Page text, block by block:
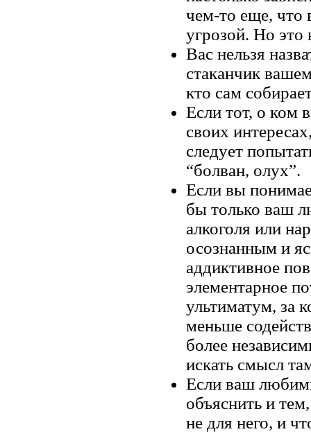
чем-то еще, что
угрозой. Но это
Вас нельзя
стаканчик
кто сам
Если тот, о ком
своих
следует
“болван, олух”.
Если вы
бы только ваш
алкоголя или
осознанным и
аддиктивное
элементарное
ультиматум, за
меньше
более
искать смысл
Если ваш
объяснить и
не для него, и